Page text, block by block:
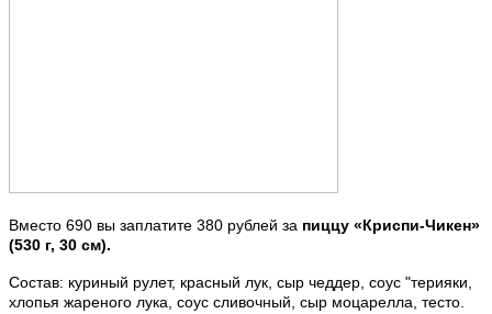
Вместо 690 вы заплатите 380 рублей за пиццу «Криспи-Чикен»
(530 г, 30 см).
Состав: куриный рулет, красный лук, сыр чеддер, соус "терияки,
хлопья жареного лука, соус сливочный, сыр моцарелла, тесто.